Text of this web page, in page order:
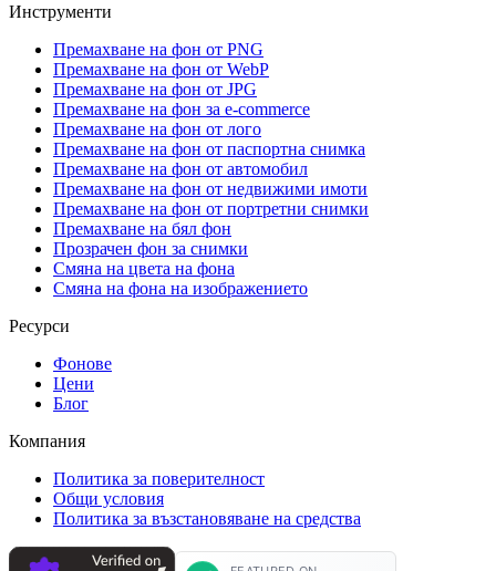
Инструменти
Премахване на фон от PNG
Премахване на фон от WebP
Премахване на фон от JPG
Премахване на фон за e-commerce
Премахване на фон от лого
Премахване на фон от паспортна снимка
Премахване на фон от автомобил
Премахване на фон от недвижими имоти
Премахване на фон от портретни снимки
Премахване на бял фон
Прозрачен фон за снимки
Смяна на цвета на фона
Смяна на фона на изображението
Ресурси
Фонове
Цени
Блог
Компания
Политика за поверителност
Общи условия
Политика за възстановяване на средства